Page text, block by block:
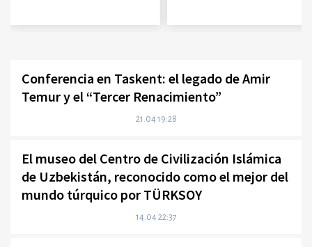
Conferencia en Taskent: el legado de Amir
Temur y el “Tercer Renacimiento”
21.04 19:28
El museo del Centro de Civilización Islámica
de Uzbekistán, reconocido como el mejor del
mundo túrquico por TÜRKSOY
14.04 22:37